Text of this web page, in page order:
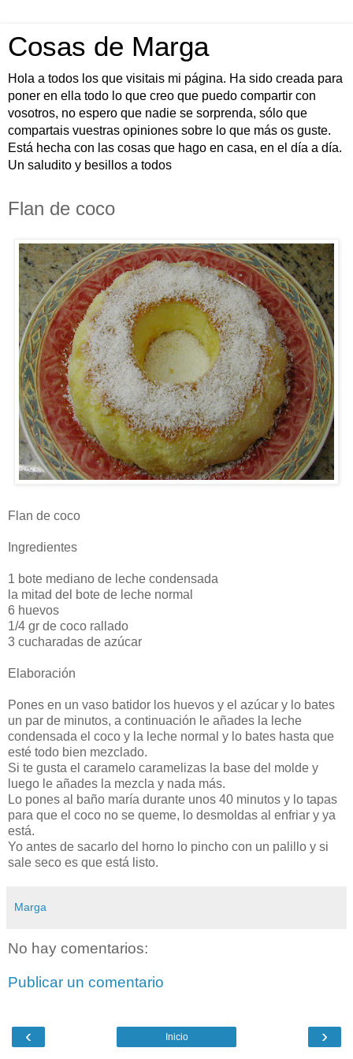
Cosas de Marga
Hola a todos los que visitais mi página. Ha sido creada para
poner en ella todo lo que creo que puedo compartir con
vosotros, no espero que nadie se sorprenda, sólo que
compartais vuestras opiniones sobre lo que más os guste.
Está hecha con las cosas que hago en casa, en el día a día.
Un saludito y besillos a todos
Flan de coco
Flan de coco
Ingredientes
1 bote mediano de leche condensada
la mitad del bote de leche normal
6 huevos
1/4 gr de coco rallado
3 cucharadas de azúcar
Elaboración
Pones en un vaso batidor los huevos y el azúcar y lo bates
un par de minutos, a continuación le añades la leche
condensada el coco y la leche normal y lo bates hasta que
esté todo bien mezclado.
Si te gusta el caramelo caramelizas la base del molde y
luego le añades la mezcla y nada más.
Lo pones al baño maría durante unos 40 minutos y lo tapas
para que el coco no se queme, lo desmoldas al enfriar y ya
está.
Yo antes de sacarlo del horno lo pincho con un palillo y si
sale seco es que está listo.
Marga
No hay comentarios:
Publicar un comentario
‹ ›
Inicio